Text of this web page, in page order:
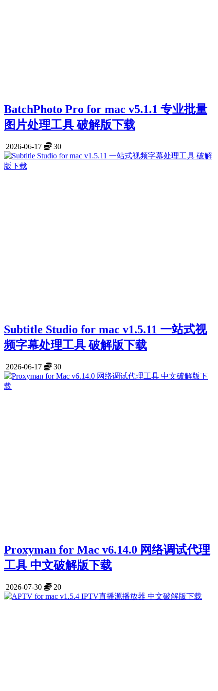
BatchPhoto Pro for mac v5.1.1 专业批量
图片处理工具 破解版下载
2026-06-17 30
Subtitle Studio for mac v1.5.11 一站式视
频字幕处理工具 破解版下载
2026-06-17 30
Proxyman for Mac v6.14.0 网络调试代理
工具 中文破解版下载
2026-07-30 20